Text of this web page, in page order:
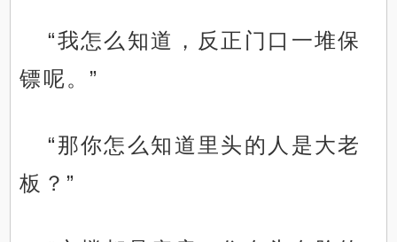
“我怎么知道，反正门口一堆保
镖呢。”
“那你怎么知道里头的人是大老
板？”